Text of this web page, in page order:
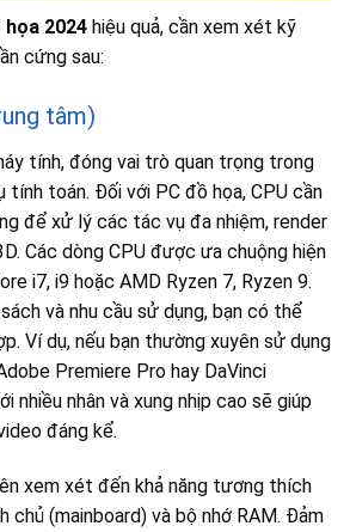
họa 2024 hiệu quả, cần xem xét kỹ
cứng sau:
tâm)
tính, đóng vai trò quan trọng trong
toán. Đối với PC đồ họa, CPU cần
để xử lý các tác vụ đa nhiệm, render
Các dòng CPU được ưa chuộng hiện
i7, i9 hoặc AMD Ryzen 7, Ryzen 9.
và nhu cầu sử dụng, bạn có thể
Ví dụ, nếu bạn thường xuyên sử dụng
Premiere Pro hay DaVinci
nhiều nhân và xung nhịp cao sẽ giúp
đáng kể.
xem xét đến khả năng tương thích
chủ (mainboard) và bộ nhớ RAM. Đảm